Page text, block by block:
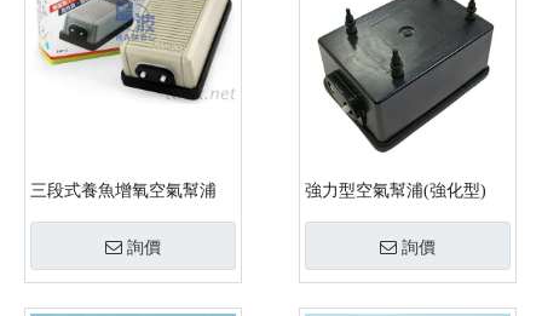
三段式養魚增氧空氣幫浦
詢價
強力型空氣幫浦(強化型)
詢價